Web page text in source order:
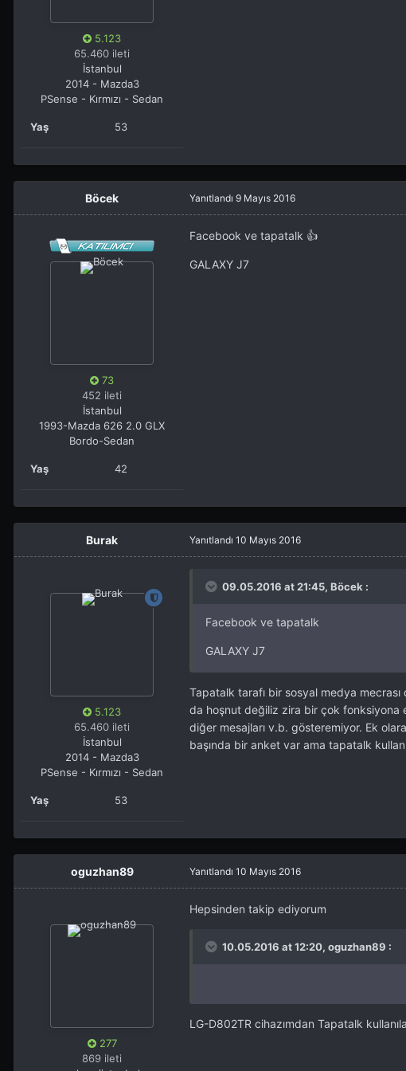
5.123
65.460 ileti
İstanbul
2014 - Mazda3
PSense - Kırmızı - Sedan
Yaş 53
Böcek
73
452 ileti
İstanbul
1993-Mazda 626 2.0 GLX
Bordo-Sedan
Yaş 42
Yanıtlandı 9 Mayıs 2016
Facebook ve tapatalk 👍
GALAXY J7
Burak
5.123
65.460 ileti
İstanbul
2014 - Mazda3
PSense - Kırmızı - Sedan
Yaş 53
Yanıtlandı 10 Mayıs 2016
09.05.2016 at 21:45, Böcek :
Facebook ve tapatalk
GALAXY J7
Tapatalk tarafı bir sosyal medya
da hoşnut değiliz zira bir çok fonksiyona
diğer mesajları v.b. gösteremiyor. Ek
başında bir anket var ama tapatalk
oguzhan89
277
869 ileti
Yanıtlandı 10 Mayıs 2016
Hepsinden takip ediyorum
10.05.2016 at 12:20, oguzhan89 :
LG-D802TR cihazımdan Tapatalk